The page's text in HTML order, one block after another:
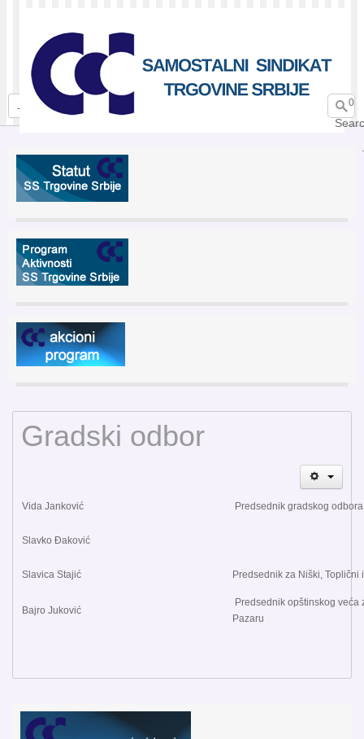
0
Gradski odbor
Vida Janković Predsednik gradskog
Slavko Đaković
Slavica Stajić Predsednik za Niški,
Bajro Juković
Predsednik opštinskog veća
Pazaru